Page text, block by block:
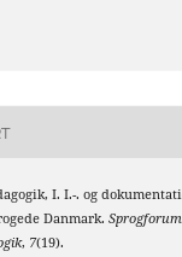
I. I.-. og
Danmark.
, 7(19).